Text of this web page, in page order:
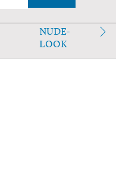
NUDE-
LOOK